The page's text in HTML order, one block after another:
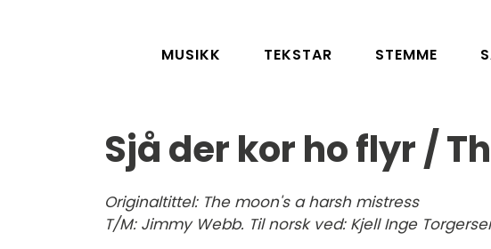
MUSIKK TEKSTAR STEMME
Sjå der kor ho flyr /
Originaltittel: The moon's a harsh mistress
T/M: Jimmy Webb. Til norsk ved: Kjell Inge